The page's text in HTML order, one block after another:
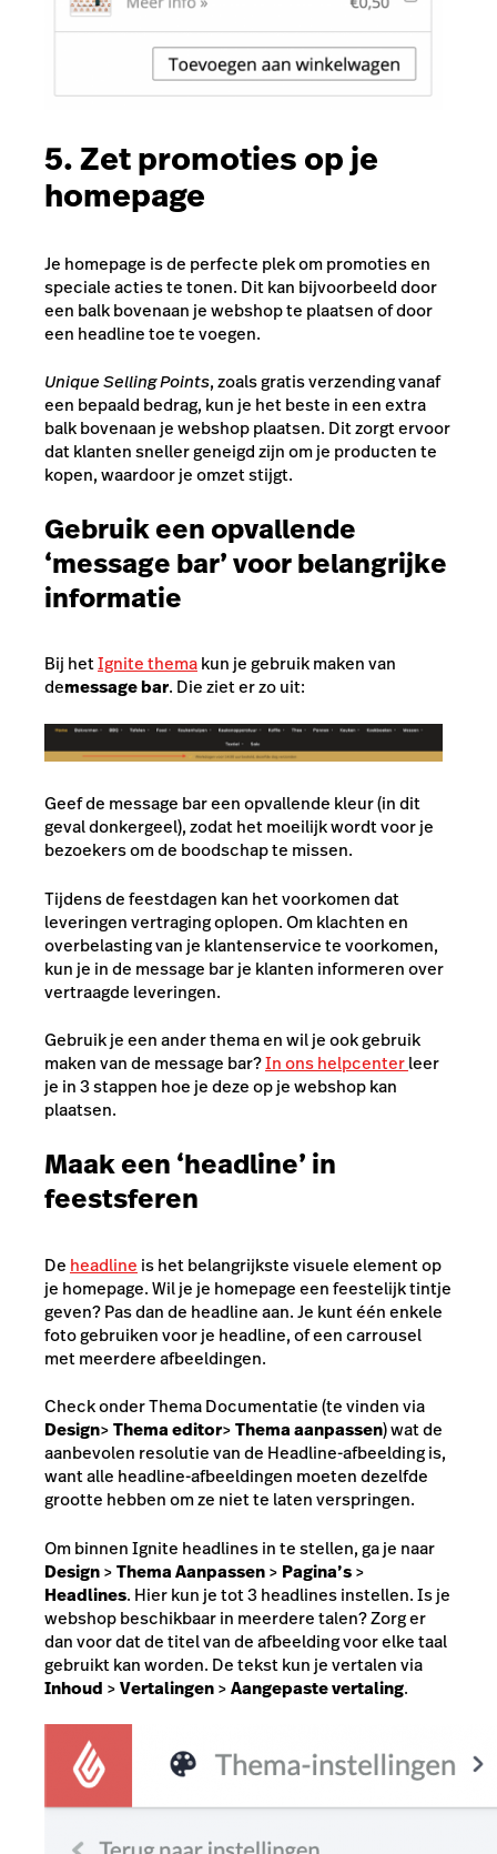
5. Zet promoties op je
homepage
Je homepage is de perfecte plek om promoties en
speciale acties te tonen. Dit kan bijvoorbeeld door
een balk bovenaan je webshop te plaatsen of door
een headline toe te voegen.
Unique Selling Points, zoals gratis verzending vanaf
een bepaald bedrag, kun je het beste in een extra
balk bovenaan je webshop plaatsen. Dit zorgt ervoor
dat klanten sneller geneigd zijn om je producten te
kopen, waardoor je omzet stijgt.
Gebruik een opvallende
‘message bar’ voor belangrijke
informatie
Bij hetIgnite themakun je gebruik maken van
demessage bar. Die ziet er zo uit:
Geef de message bar een opvallende kleur (in dit
geval donkergeel), zodat het moeilijk wordt voor je
bezoekers om de boodschap te missen.
Tijdens de feestdagen kan het voorkomen dat
leveringen vertraging oplopen. Om klachten en
overbelasting van je klantenservice te voorkomen,
kun je in de message bar je klanten informeren over
vertraagde leveringen.
Gebruik je een ander thema en wil je ook gebruik
maken van de message bar?In ons helpcenterleer
je in 3 stappen hoe je deze op je webshop kan
plaatsen.
Maak een ‘headline’ in
feestsferen
De headline is het belangrijkste visuele element op
je homepage. Wil je je homepage een feestelijk tintje
geven? Pas dan de headline aan. Je kunt één enkele
foto gebruiken voor je headline, of een carrousel
met meerdere afbeeldingen.
Check onder Thema Documentatie (te vinden via
Design>Thema editor>Thema aanpassen) wat de
aanbevolen resolutie van de Headline-afbeelding is,
want alle headline-afbeeldingen moeten dezelfde
grootte hebben om ze niet te laten verspringen.
Om binnen Ignite headlines in te stellen, ga je naar
Design>Thema Aanpassen> Pagina’s>
Headlines. Hier kun je tot 3 headlines instellen. Is je
webshop beschikbaar in meerdere talen? Zorg er
dan voor dat de titel van de afbeelding voor elke taal
gebruikt kan worden. De tekst kun je vertalen via
Inhoud >Vertalingen>Aangepaste vertaling.